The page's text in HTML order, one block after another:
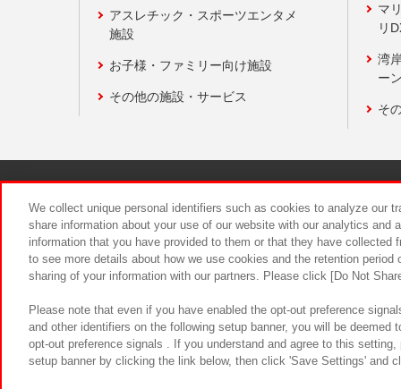
アスレチック・スポーツエンタメ
施設
お子様・ファミリー向け施設
その他の施設・サービス
マ
リ
湾
ー
そ
食品のご
We collect unique personal identifiers such as cookies to analyze our
share information about your use of our website with our analytics and
information that you have provided to them or that they have
to see more details about how we use cookies and the retention
sharing of your information with our partners. Please click [Do Not
Please note that even if you have enabled the opt-out preference
and other identifiers on the following setup banner, you will be
opt-out preference signals . If you understand and agree to this
setup banner by clicking the link below, then click 'Save Settings' and